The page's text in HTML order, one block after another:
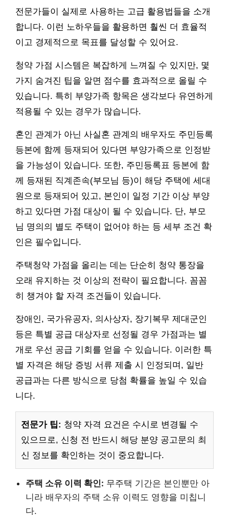
전문가들이 실제로 사용하는 고급 활용법들을 소개
합니다. 이런 노하우들을 활용하면 훨씬 더 효율적
이고 경제적으로 목표를 달성할 수 있어요.
청약 가점 시스템은 복잡하게 느껴질 수 있지만, 몇
가지 숨겨진 팁을 알면 점수를 효과적으로 올릴 수
있습니다. 특히 부양가족 항목은 생각보다 유연하게
적용될 수 있는 경우가 많습니다.
혼인 관계가 아닌 사실혼 관계의 배우자도 주민등록
등본에 함께 등재되어 있다면 부양가족으로 인정받
을 가능성이 있습니다. 또한, 주민등록표 등본에 함
께 등재된 직계존속(부모님 등)이 해당 주택에 세대
원으로 등재되어 있고, 본인이 일정 기간 이상 부양
하고 있다면 가점 대상이 될 수 있습니다. 단, 부모
님 명의의 별도 주택이 없어야 하는 등 세부 조건 확
인은 필수입니다.
주택청약 가점을 올리는 데는 단순히 청약 통장을
오래 유지하는 것 이상의 전략이 필요합니다. 꼼꼼
히 챙겨야 할 자격 조건들이 있습니다.
장애인, 국가유공자, 의사상자, 장기복무 제대군인
등은 특별 공급 대상자로 선정될 경우 가점과는 별
개로 우선 공급 기회를 얻을 수 있습니다. 이러한 특
별 자격은 해당 증빙 서류 제출 시 인정되며, 일반
공급과는 다른 방식으로 당첨 확률을 높일 수 있습
니다.
전문가 팁: 청약 자격 요건은 수시로 변경될 수
있으므로, 신청 전 반드시 해당 분양 공고문의 최
신 정보를 확인하는 것이 중요합니다.
주택 소유 이력 확인: 무주택 기간은 본인뿐만 아
니라 배우자의 주택 소유 이력도 영향을 미칩니
다.